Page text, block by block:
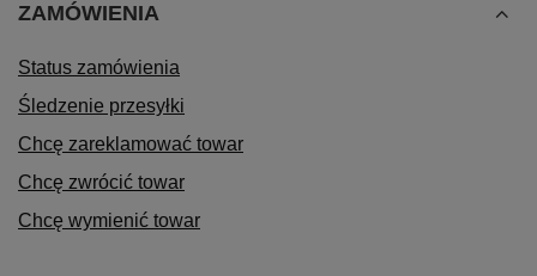
ZAMÓWIENIA
Status zamówienia
Śledzenie przesyłki
Chcę zareklamować towar
Chcę zwrócić towar
Chcę wymienić towar